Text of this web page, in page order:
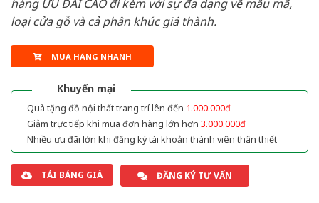
hàng ƯU ĐÃI CAO đi kèm với sự đa dạng về mẫu mã,
loại cửa gỗ và cả phân khúc giá thành.
MUA HÀNG NHANH
Khuyến mại
Quà tặng đồ nội thất trang trí lên đến 1.000.000đ
Giảm trực tiếp khi mua đơn hàng lớn hơn 3.000.000đ
Nhiều ưu đãi lớn khi đăng ký tài khoản thành viên thân thiết
TẢI BẢNG GIÁ ĐĂNG KÝ TƯ VẤN